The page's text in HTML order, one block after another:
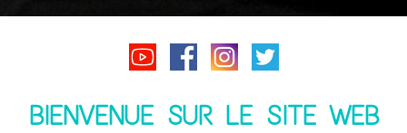
BIENVENUE SUR LE SITE WEB